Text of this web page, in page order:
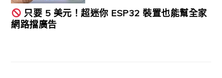
只要 5 美元！超迷你 ESP32 裝置也能幫全家
網路擋廣告